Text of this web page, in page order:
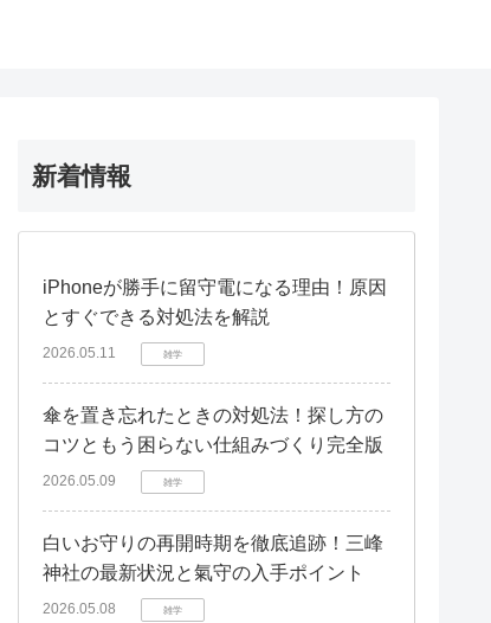
新着情報
iPhoneが勝手に留守電になる理由！原因
とすぐできる対処法を解説
2026.05.11 雑学
傘を置き忘れたときの対処法！探し方の
コツともう困らない仕組みづくり完全版
2026.05.09 雑学
白いお守りの再開時期を徹底追跡！三峰
神社の最新状況と氣守の入手ポイント
2026.05.08 雑学